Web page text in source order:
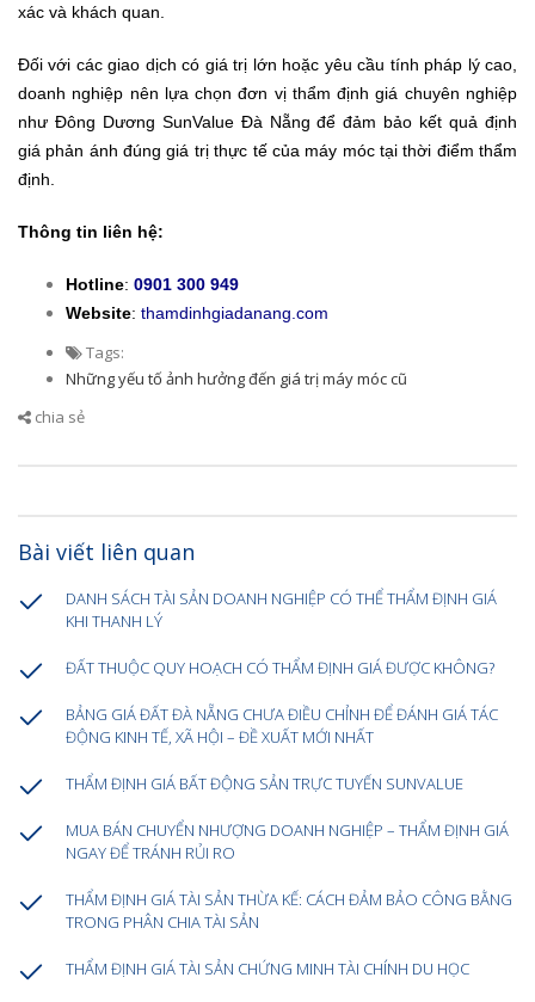
xác và khách quan.
Đối với các giao dịch có giá trị lớn hoặc yêu cầu tính pháp lý cao,
doanh nghiệp nên lựa chọn đơn vị thẩm định giá chuyên nghiệp
như Đông Dương SunValue Đà Nẵng để đảm bảo kết quả định
giá phản ánh đúng giá trị thực tế của máy móc tại thời điểm thẩm
định.
Thông tin liên hệ:
Hotline: 0901 300 949
Website: thamdinhgiadanang.com
Tags:
Những yếu tố ảnh hưởng đến giá trị máy móc cũ
chia sẻ
Bài viết liên quan
DANH SÁCH TÀI SẢN DOANH NGHIỆP CÓ THỂ THẨM ĐỊNH GIÁ
KHI THANH LÝ
ĐẤT THUỘC QUY HOẠCH CÓ THẨM ĐỊNH GIÁ ĐƯỢC KHÔNG?
BẢNG GIÁ ĐẤT ĐÀ NẴNG CHƯA ĐIỀU CHỈNH ĐỂ ĐÁNH GIÁ TÁC
ĐỘNG KINH TẾ, XÃ HỘI – ĐỀ XUẤT MỚI NHẤT
THẨM ĐỊNH GIÁ BẤT ĐỘNG SẢN TRỰC TUYẾN SUNVALUE
MUA BÁN CHUYỂN NHƯỢNG DOANH NGHIỆP – THẨM ĐỊNH GIÁ
NGAY ĐỂ TRÁNH RỦI RO
THẨM ĐỊNH GIÁ TÀI SẢN THỪA KẾ: CÁCH ĐẢM BẢO CÔNG BẰNG
TRONG PHÂN CHIA TÀI SẢN
THẨM ĐỊNH GIÁ TÀI SẢN CHỨNG MINH TÀI CHÍNH DU HỌC